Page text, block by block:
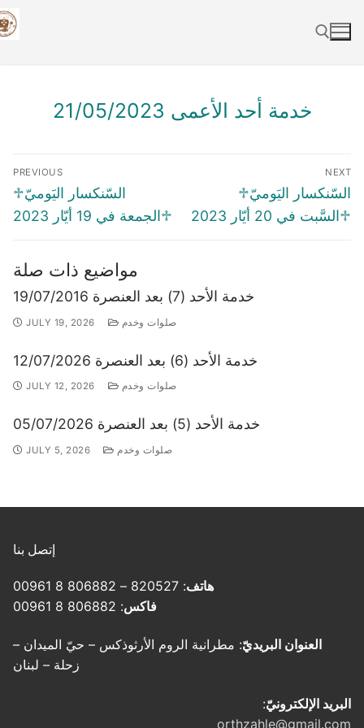
Skip
to
خدمة أحد الأعمى 21/05/2023
Post
navigation
PREVIOUS
Previous
post:
♱السّنكسار اليَوميّ
♱الجمعة في 19 أيّار 2023
NEXT
Next
post:
♱السّنكسار اليَوميّ
♱السَّبت في 20 أيّار 2023
مواضيع ذات صلة
خدمة الأحد (7) بعد العنصرة 19/07/2016
JULY 19, 2026 صلوات وخدم
خدمة الأحد (6) بعد العنصرة 12/07/2026
JULY 12, 2026 صلوات وخدم
خدمة الأحد (5) بعد العنصرة 05/07/2026
JULY 5, 2026 صلوات وخدم
إتصل بنا
هاتف: 820527 – 806882 8 00961
فاكس: 806882 8 00961
العنوان البريديّ: مطرانية الروم الأرثوذكس – حيّ الميدان –
زحلة – لبنان
البريد الإلكترونيّ:
orthzahle@gmail.com